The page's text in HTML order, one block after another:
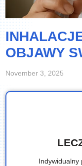
OBJAWY
November 3, 2025
Indywidualny